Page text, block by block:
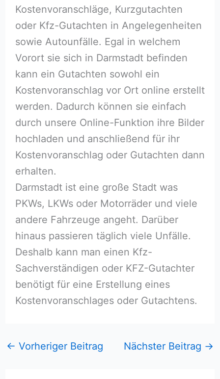
Kostenvoranschläge, Kurzgutachten
oder Kfz-Gutachten in Angelegenheiten
sowie Autounfälle. Egal in welchem
Vorort sie sich in Darmstadt befinden
kann ein Gutachten sowohl ein
Kostenvoranschlag vor Ort online erstellt
werden. Dadurch können sie einfach
durch unsere Online-Funktion ihre Bilder
hochladen und anschließend für ihr
Kostenvoranschlag oder Gutachten dann
erhalten.
Darmstadt ist eine große Stadt was
PKWs, LKWs oder Motorräder und viele
andere Fahrzeuge angeht. Darüber
hinaus passieren täglich viele Unfälle.
Deshalb kann man einen Kfz-
Sachverständigen oder KFZ-Gutachter
benötigt für eine Erstellung eines
Kostenvoranschlages oder Gutachtens.
← Vorheriger Beitrag Nächster Beitrag →